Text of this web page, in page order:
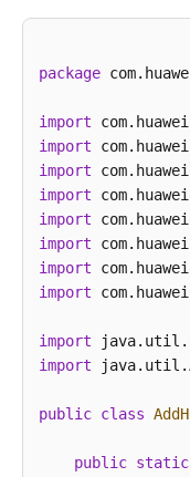
Melhores
momento,
conteúdo
não
está
disponível
idioma
Consulte
package
import
import
import
import
import
import
import
import
import
import
public class
public static